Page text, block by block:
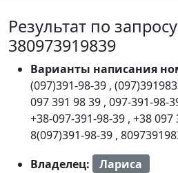
Результат по
380973919839
Варианты написания
(097)391-98-39 ,
097 391 98 39 , 097-391-98-
+38-097-391-98-39 , +38 097
8(097)391-98-39 ,
Владелец:
Лариса